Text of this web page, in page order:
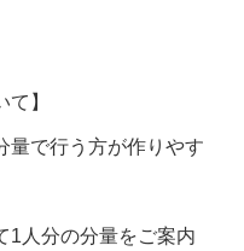
】
量で行う方が作りやす
1人分の分量をご案内